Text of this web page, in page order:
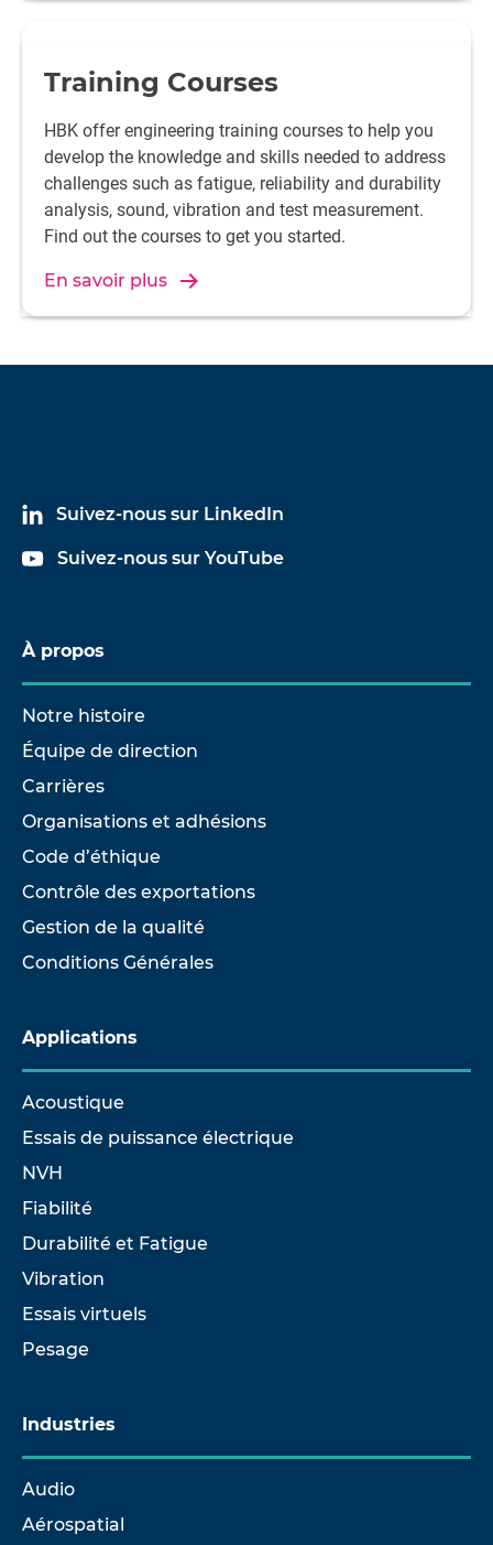
Training Courses
HBK offer engineering training courses to help you
develop the knowledge and skills needed to address
challenges such as fatigue, reliability and durability
analysis, sound, vibration and test measurement.
Find out the courses to get you started.
En savoir plus
Suivez-nous sur LinkedIn
Suivez-nous sur YouTube
À propos
Notre histoire
Équipe de direction
Carrières
Organisations et adhésions
Code d’éthique
Contrôle des exportations
Gestion de la qualité
Conditions Générales
Applications
Acoustique
Essais de puissance électrique
NVH
Fiabilité
Durabilité et Fatigue
Vibration
Essais virtuels
Pesage
Industries
Audio
Aérospatial